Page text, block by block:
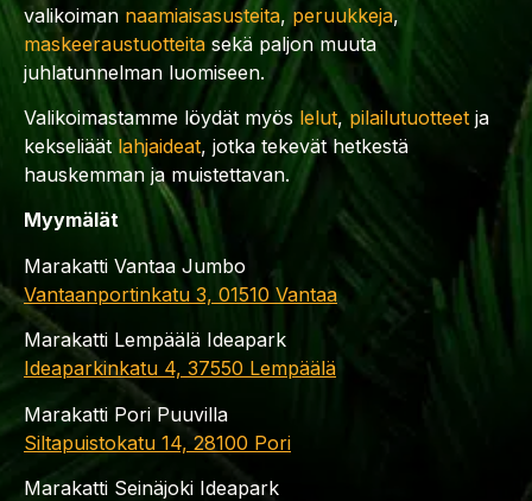
valikoiman naamiaisasusteita, peruukkeja,
maskeeraustuotteita sekä paljon muuta
juhlatunnelman luomiseen.
Valikoimastamme löydät myös lelut,pilailutuotteet ja
kekseliäät lahjaideat, jotka tekevät hetkestä
hauskemman ja muistettavan.
Myymälät
Marakatti Vantaa Jumbo
Vantaanportinkatu 3, 01510 Vantaa
Marakatti Lempäälä Ideapark
Ideaparkinkatu 4, 37550 Lempäälä
Marakatti Pori Puuvilla
Siltapuistokatu 14, 28100 Pori
Marakatti Seinäjoki Ideapark